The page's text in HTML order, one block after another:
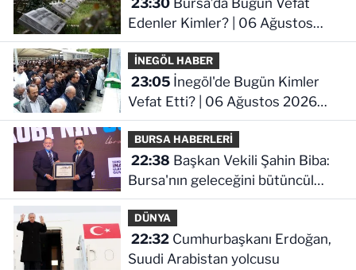
23:30Bursa’da Bugün Vefat
Edenler Kimler? | 06 Ağustos
2026 Perşembe
İNEGÖL HABER
23:05İnegöl'de Bugün Kimler
Vefat Etti? | 06 Ağustos 2026
Perşembe
BURSA HABERLERİ
22:38
Bursa'nın geleceğini bütüncül
anlayışla planlıyoruz
DÜNYA
22:32Cumhurbaşkanı Erdoğan,
Suudi Arabistan yolcusu